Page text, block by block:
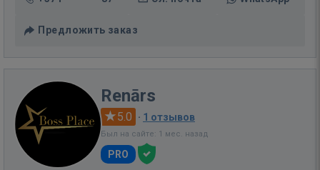
Предложить заказ
Renārs
5.0 · 1 отзывов
Был на сайте: 1 мес. назад
PRO